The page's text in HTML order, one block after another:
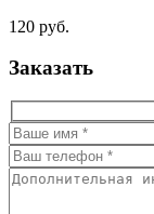
120 руб.
Заказать